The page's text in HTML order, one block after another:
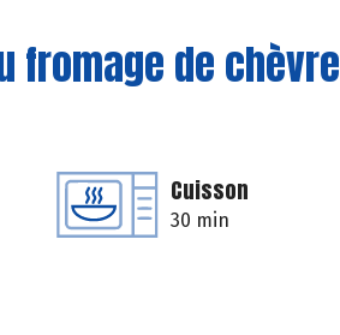
fromage de chèvre
Cuisson
30 min